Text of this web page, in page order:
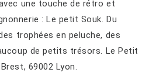
une touche de rétro et
: Le petit Souk. Du
trophées en peluche, des
de petits trésors. Le Petit
69002 Lyon.